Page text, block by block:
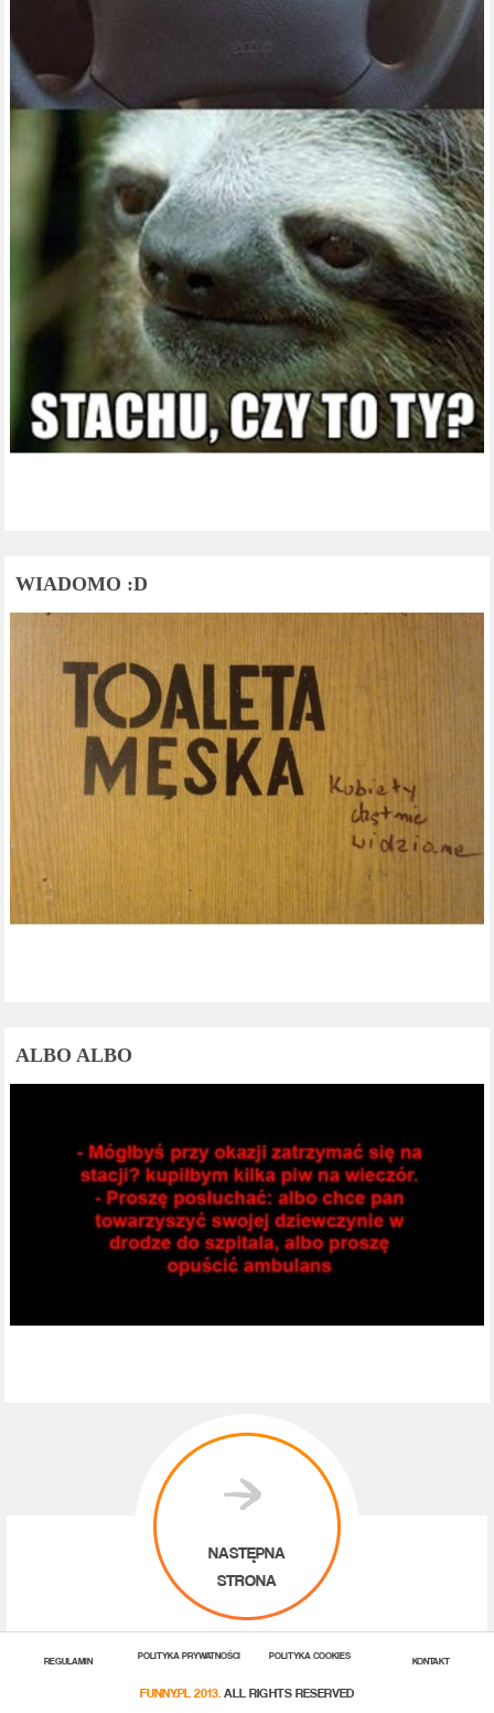
WIADOMO :D
ALBO ALBO
NASTĘPNA
STRONA
REGULAMIN POLITYKA PRYWATNOŚCI POLITYKA COOKIES KONTAKT
FUNNY.PL 2013. ALL RIGHTS RESERVED